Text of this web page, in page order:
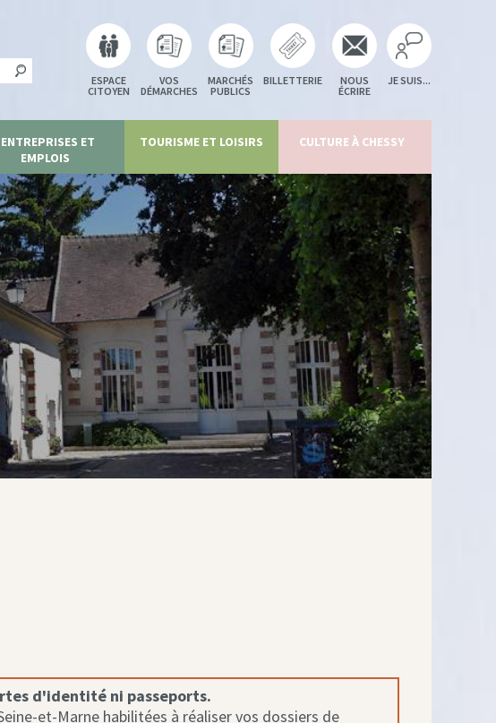
ESPACE
CITOYEN
VOS
DÉMARCHES
MARCHÉS
PUBLICS
BILLETTERIE
NOUS
ÉCRIRE
JE SUIS...
ENTREPRISES ET
EMPLOIS
TOURISME ET LOISIRS CULTURE À CHESSY
d'identité ni passeports.
et-Marne habilitées à réaliser vos dossiers de